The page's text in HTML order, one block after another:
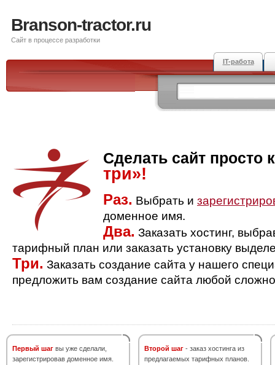
Branson-tractor.ru
Сайт в процессе разработки
IT-работа
Сделать сайт просто
три»!
Раз. Выбрать и
доменное имя.
Два. Заказать хостинг,
тарифный план или заказать установку
Три. Заказать создание сайта у нашего
предложить вам создание сайта любой
Первый шаг вы уже сделали,
зарегистрировав доменное имя.
Второй шаг - заказ хостинга из
предлагаемых тарифных планов.